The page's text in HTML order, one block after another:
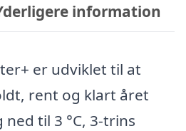
information
er udviklet til at
rent og klart året
til 3 °C, 3-trins